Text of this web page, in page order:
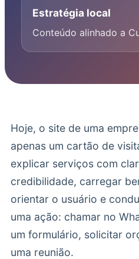
Estratégia local
Conteúdo alinhado a
Hoje, o site de uma
apenas um cartão de
explicar serviços com
credibilidade, carregar
orientar o usuário e
uma ação: chamar no
um formulário, solicitar
uma reunião.